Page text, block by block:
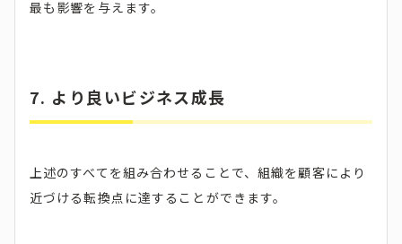
最も影響を与えます。
7. より良いビジネス成長
上述のすべてを組み合わせることで、組織を顧客により
近づける転換点に達することができます。